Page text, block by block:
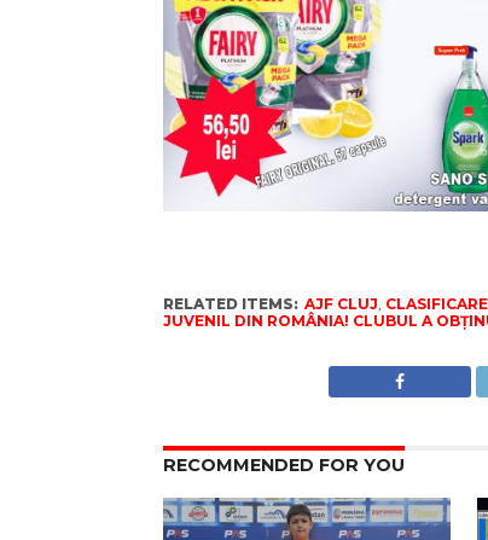
RELATED ITEMS: AJF CLUJ,
JUVENIL DIN ROMÂNIA! CLUBUL A
RECOMMENDED FOR YOU